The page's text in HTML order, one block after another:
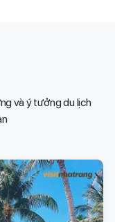
và ý tưởng du lịch